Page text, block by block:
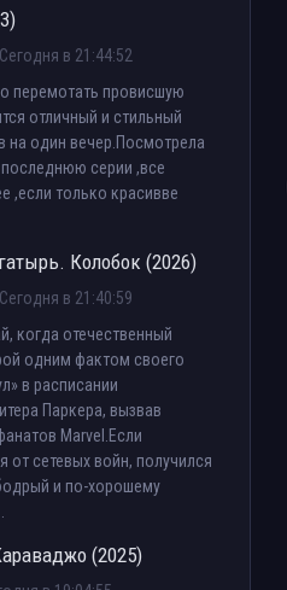
Сегодня в 21:44:52
перемотать провисшую
отличный и стильный
на один вечер.Посмотрела
серии ,все
,если только красивве
Колобок (2026)
Сегодня в 21:40:59
когда отечественный
одним фактом своего
в расписании
Паркера, вызвав
Marvel.Если
от сетевых войн, получился
и по-хорошему
(2025)